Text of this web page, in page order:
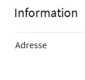
Information
Adresse